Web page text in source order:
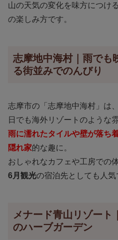
山の天気の変化を味方につけ
の楽しみ方です。
志摩地中海村｜雨でも
る街並みでのんびり
志摩市の「志摩地中海村」は
日でも海外リゾートのような
雨に濡れたタイルや壁が落ち
隠れ家的な趣に。
おしゃれなカフェや工房での
6月観光の宿泊先としても人気
メナード青山リゾート
のハーブガーデン